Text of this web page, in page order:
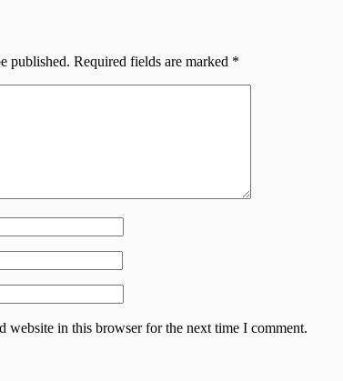
published. Required fields are marked *
website in this browser for the next time I comment.